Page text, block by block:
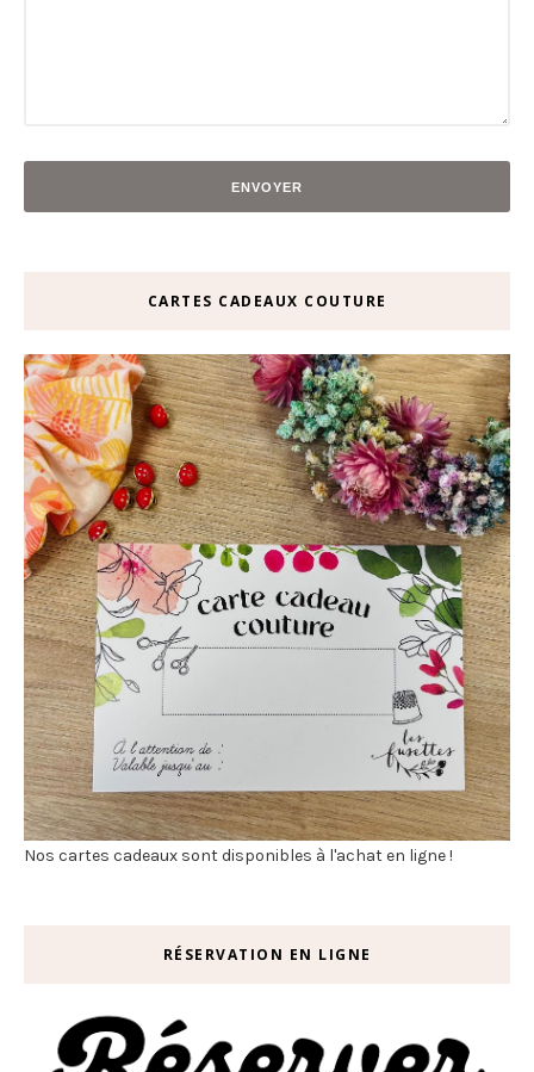
CARTES CADEAUX COUTURE
Nos cartes cadeaux sont disponibles à l'achat en ligne !
RÉSERVATION EN LIGNE